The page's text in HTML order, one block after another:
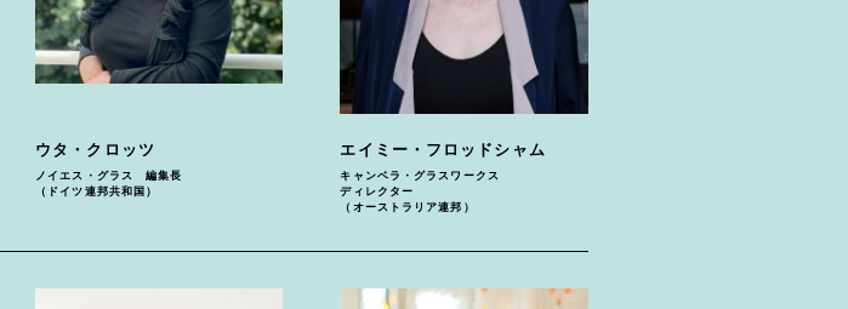
ウタ・クロッツ
ノイエス・グラス 編集長
（ドイツ連邦共和国）
エイミー・フロッドシャム
キャンベラ・グラスワークス
ディレクター
（オーストラリア連邦）